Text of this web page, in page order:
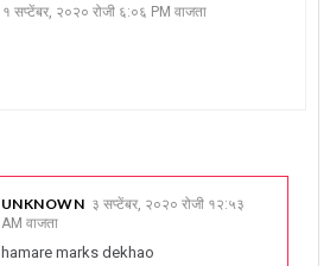
१ सप्टेंबर, २०२० रोजी ६:०६ PM वाजता
UNKNOWN ३ सप्टेंबर, २०२० रोजी १२:५३
AM वाजता
hamare marks dekhao